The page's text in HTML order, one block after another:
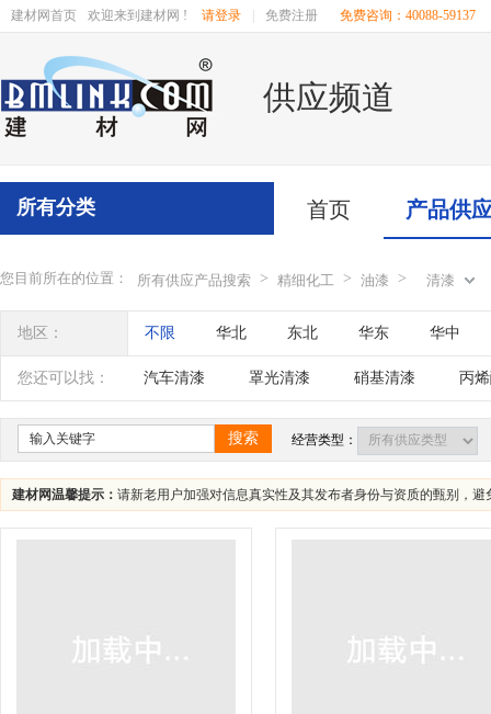
建材网首页 欢迎来到建材网 ! 请登录 免费注册 免费咨询：40088-59137
供应频道
首页 产品供
所有分类
您目前所在的位置： 所有供应产品搜索 > 精细化工 > 油漆 > 清漆
地区： 不限 华北 东北 华东 华中
辽宁 黑龙江 内蒙古 江苏
四川 海南 贵州 云南 西藏
您还可以找： 汽车清漆 罩光清漆 硝基清漆 丙
搜索 经营类型：
建材网温馨提示： 请新老用户加强对信息真实性及其发布者身份与资质的甄别，